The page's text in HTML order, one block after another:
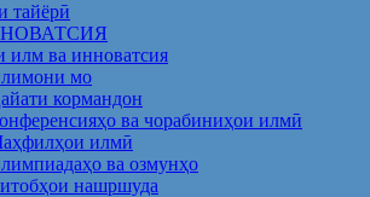
тайёрӣ
илм ва инноватсия
мо
кормандон
ва чорабиниҳои илмӣ
илмӣ
ва озмунҳо
нашршуда